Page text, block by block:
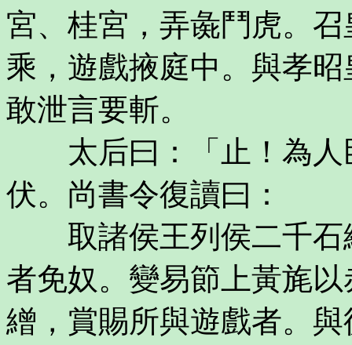
宮、桂宮，弄彘鬥虎。
乘，遊戲掖庭中。與孝
敢泄言要斬。
太后曰：「止！為人
伏。尚書令復讀曰：
取諸侯王列侯二千石
者免奴。變易節上黃旄
繒，賞賜所與遊戲者。